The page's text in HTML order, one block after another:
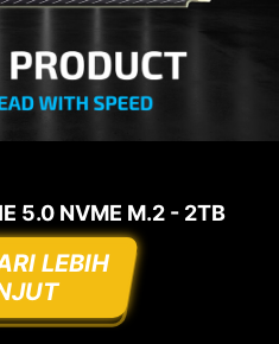
5.0 NVME M.2 - 2TB
LEBIH